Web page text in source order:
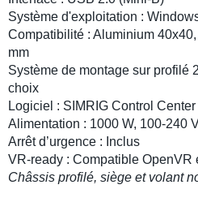
Système d'exploitation :
Compatibilité : Aluminium
mm
Système de montage sur profilé
choix
Logiciel : SIMRIG Control Center
Alimentation : 1000 W, 100-240
Arrêt d’urgence : Inclus
VR-ready : Compatible OpenVR
Châssis profilé, siège et volant